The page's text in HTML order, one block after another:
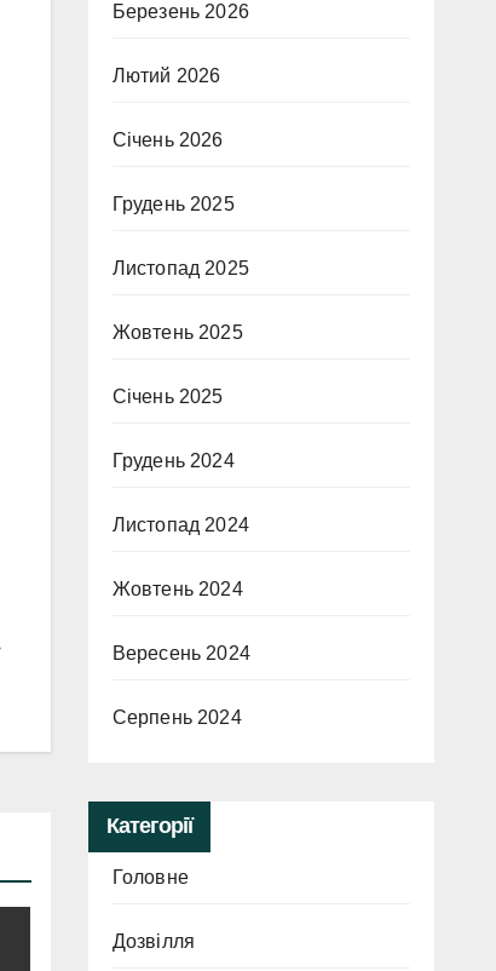
Березень 2026
Лютий 2026
Січень 2026
Грудень 2025
Листопад 2025
Жовтень 2025
Січень 2025
Грудень 2024
Листопад 2024
Жовтень 2024
Вересень 2024
Серпень 2024
Категорії
Головне
Дозвілля